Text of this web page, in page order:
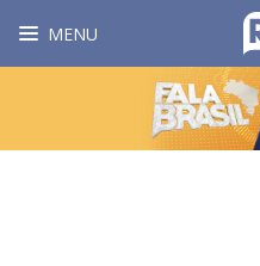
MENU